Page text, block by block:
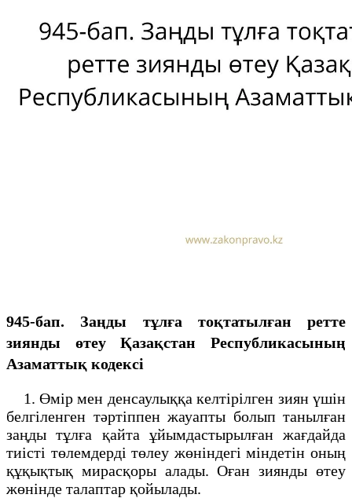
945-бап. Заңды тұлға тоқтатылған ретте
зиянды өтеу Қазақстан Республикасының
Азаматтық кодексi
1. Өмiр мен денсаулыққа келтiрiлген зиян үшiн
белгiленген тәртiппен жауапты болып танылған
заңды тұлға қайта ұйымдастырылған жағдайда
тиiстi төлемдердi төлеу жөнiндегi мiндетiн оның
құқықтық мирасқоры алады. Оған зиянды өтеу
жөнiнде талаптар қойылады.